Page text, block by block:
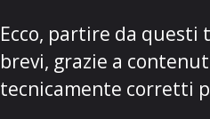
Ecco, partire da
brevi, grazie a
tecnicamente corretti